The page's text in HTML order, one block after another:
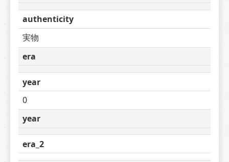
authenticity
実物
era
year
0
year
era_2